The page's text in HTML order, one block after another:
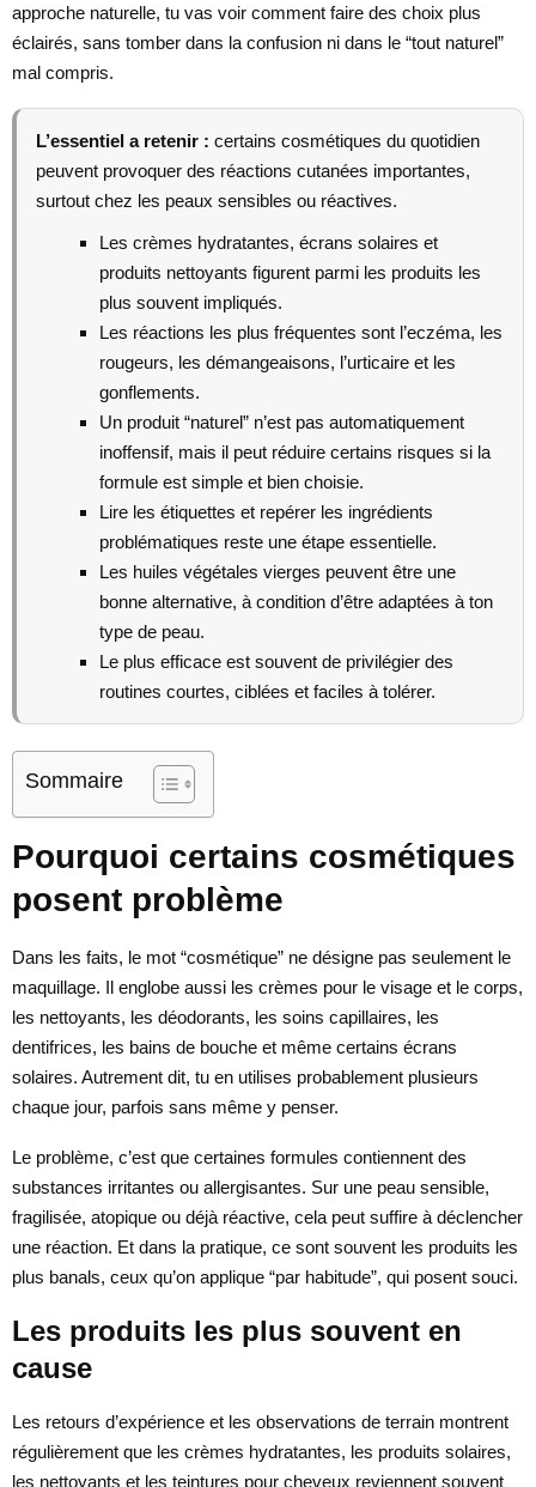
approche naturelle, tu vas voir comment faire des choix plus
éclairés, sans tomber dans la confusion ni dans le “tout naturel”
mal compris.
L’essentiel a retenir : certains cosmétiques du quotidien
peuvent provoquer des réactions cutanées importantes,
surtout chez les peaux sensibles ou réactives.
Les crèmes hydratantes, écrans solaires et
produits nettoyants figurent parmi les produits les
plus souvent impliqués.
Les réactions les plus fréquentes sont l’eczéma, les
rougeurs, les démangeaisons, l’urticaire et les
gonflements.
Un produit “naturel” n’est pas automatiquement
inoffensif, mais il peut réduire certains risques si la
formule est simple et bien choisie.
Lire les étiquettes et repérer les ingrédients
problématiques reste une étape essentielle.
Les huiles végétales vierges peuvent être une
bonne alternative, à condition d’être adaptées à ton
type de peau.
Le plus efficace est souvent de privilégier des
routines courtes, ciblées et faciles à tolérer.
Sommaire
Pourquoi certains cosmétiques
posent problème
Dans les faits, le mot “cosmétique” ne désigne pas seulement le
maquillage. Il englobe aussi les crèmes pour le visage et le corps,
les nettoyants, les déodorants, les soins capillaires, les
dentifrices, les bains de bouche et même certains écrans
solaires. Autrement dit, tu en utilises probablement plusieurs
chaque jour, parfois sans même y penser.
Le problème, c’est que certaines formules contiennent des
substances irritantes ou allergisantes. Sur une peau sensible,
fragilisée, atopique ou déjà réactive, cela peut suffire à déclencher
une réaction. Et dans la pratique, ce sont souvent les produits les
plus banals, ceux qu’on applique “par habitude”, qui posent souci.
Les produits les plus souvent en
cause
Les retours d’expérience et les observations de terrain montrent
régulièrement que les crèmes hydratantes, les produits solaires,
les nettoyants et les teintures pour cheveux reviennent souvent